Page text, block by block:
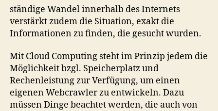
ständige Wandel innerhalb des Internets
verstärkt zudem die Situation, exakt die
Informationen zu finden, die gesucht wurden.
Mit Cloud Computing steht im Prinzip jedem die
Möglichkeit bzgl. Speicherplatz und
Rechenleistung zur Verfügung, um einen
eigenen Webcrawler zu entwickeln. Dazu
müssen Dinge beachtet werden, die auch von